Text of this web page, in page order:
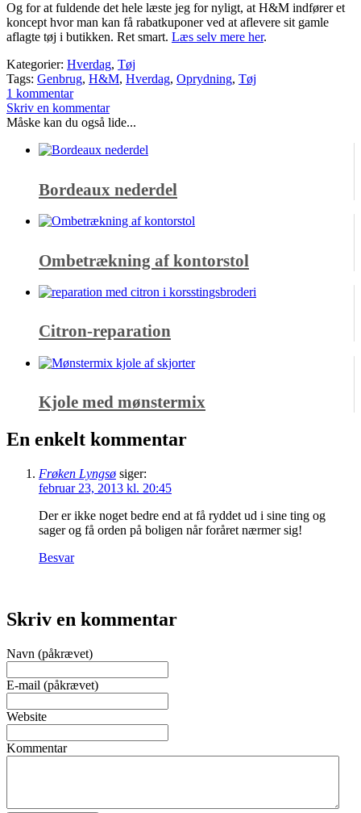
Og for at fuldende det hele læste jeg for nyligt, at H&M indfører et
koncept hvor man kan få rabatkuponer ved at aflevere sit gamle
aflagte tøj i butikken. Ret smart. Læs selv mere her.
Kategorier: Hverdag, Tøj
Tags: Genbrug, H&M, Hverdag, Oprydning, Tøj
1 kommentar
Skriv en kommentar
Måske kan du også lide...
Bordeaux nederdel
Ombetrækning af kontorstol
Citron-reparation
Kjole med mønstermix
En enkelt kommentar
Frøken Lyngsø siger:
februar 23, 2013 kl. 20:45
Der er ikke noget bedre end at få ryddet ud i sine ting og
sager og få orden på boligen når foråret nærmer sig!
Besvar
Skriv en kommentar
Navn (påkrævet)
E-mail (påkrævet)
Website
Kommentar